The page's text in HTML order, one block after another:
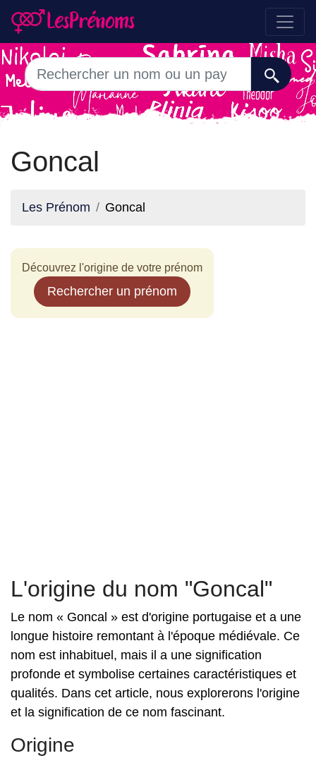
Goncal
Les Prénom Goncal
Découvrez l'origine de votre prénom
Rechercher un prénom
L'origine du nom "Goncal"
Le nom « Goncal » est d'origine portugaise et a une
longue histoire remontant à l'époque médiévale. Ce
nom est inhabituel, mais il a une signification
profonde et symbolise certaines caractéristiques et
qualités. Dans cet article, nous explorerons l'origine
et la signification de ce nom fascinant.
Origine